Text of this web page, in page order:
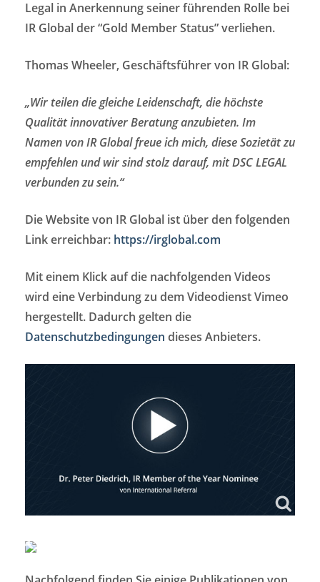
Legal in Anerkennung seiner führenden Rolle bei
IR Global der “Gold Member Status” verliehen.
Thomas Wheeler, Geschäftsführer von IR Global:
„Wir teilen die gleiche Leidenschaft, die höchste
Qualität innovativer Beratung anzubieten. Im
Namen von IR Global freue ich mich, diese Sozietät zu
empfehlen und wir sind stolz darauf, mit DSC LEGAL
verbunden zu sein.“
Die Website von IR Global ist über den folgenden
Link erreichbar: https://irglobal.com
Mit einem Klick auf die nachfolgenden Videos
wird eine Verbindung zu dem Videodienst Vimeo
hergestellt. Dadurch gelten die
Datenschutzbedingungen dieses Anbieters.